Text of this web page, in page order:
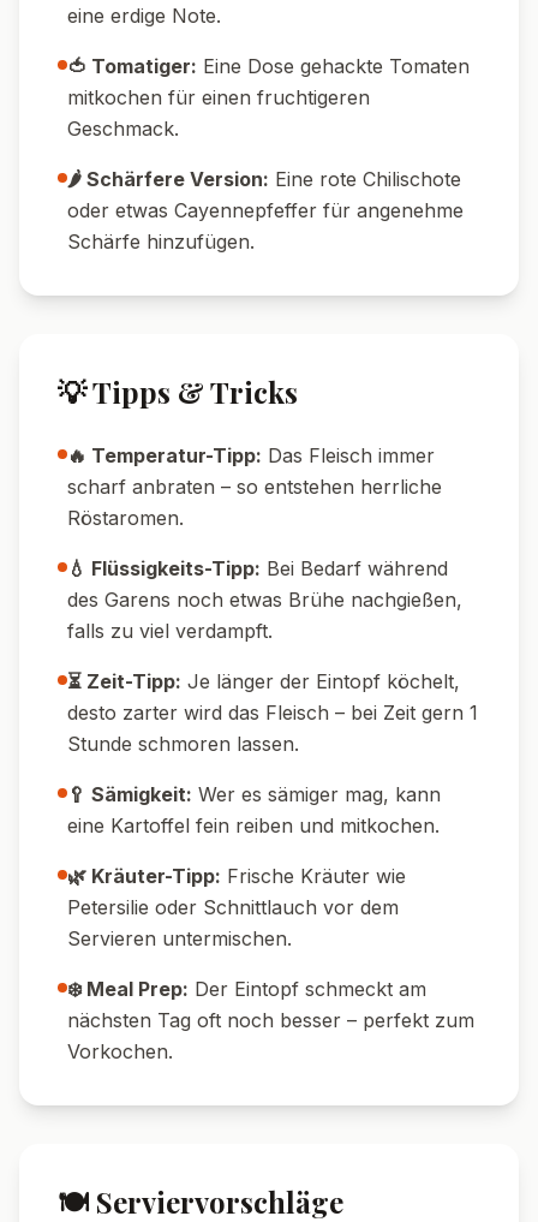
eine erdige Note.
🍅 Tomatiger: Eine Dose gehackte Tomaten
mitkochen für einen fruchtigeren
Geschmack.
🌶️ Schärfere Version: Eine rote Chilischote
oder etwas Cayennepfeffer für angenehme
Schärfe hinzufügen.
💡 Tipps & Tricks
🔥 Temperatur-Tipp: Das Fleisch immer
scharf anbraten – so entstehen herrliche
Röstaromen.
💧 Flüssigkeits-Tipp: Bei Bedarf während
des Garens noch etwas Brühe nachgießen,
falls zu viel verdampft.
⏳ Zeit-Tipp: Je länger der Eintopf köchelt,
desto zarter wird das Fleisch – bei Zeit gern 1
Stunde schmoren lassen.
🥄 Sämigkeit: Wer es sämiger mag, kann
eine Kartoffel fein reiben und mitkochen.
🌿 Kräuter-Tipp: Frische Kräuter wie
Petersilie oder Schnittlauch vor dem
Servieren untermischen.
❄️ Meal Prep: Der Eintopf schmeckt am
nächsten Tag oft noch besser – perfekt zum
Vorkochen.
🍽️ Serviervorschläge